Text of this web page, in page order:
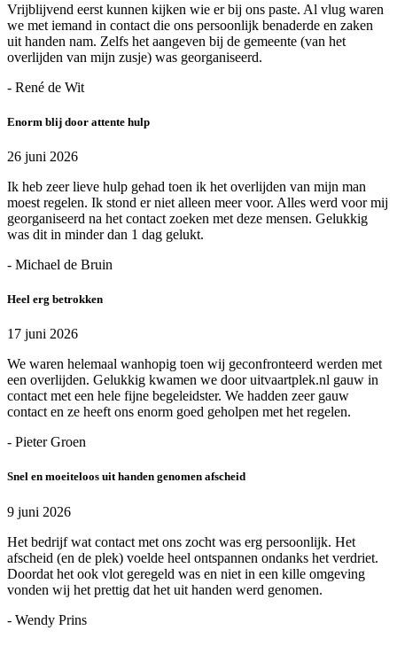
Vrijblijvend eerst kunnen kijken wie er bij ons paste. Al vlug waren
we met iemand in contact die ons persoonlijk benaderde en zaken
uit handen nam. Zelfs het aangeven bij de gemeente (van het
overlijden van mijn zusje) was georganiseerd.
- René de Wit
Enorm blij door attente hulp
26 juni 2026
Ik heb zeer lieve hulp gehad toen ik het overlijden van mijn man
moest regelen. Ik stond er niet alleen meer voor. Alles werd voor mij
georganiseerd na het contact zoeken met deze mensen. Gelukkig
was dit in minder dan 1 dag gelukt.
- Michael de Bruin
Heel erg betrokken
17 juni 2026
We waren helemaal wanhopig toen wij geconfronteerd werden met
een overlijden. Gelukkig kwamen we door uitvaartplek.nl gauw in
contact met een hele fijne begeleidster. We hadden zeer gauw
contact en ze heeft ons enorm goed geholpen met het regelen.
- Pieter Groen
Snel en moeiteloos uit handen genomen afscheid
9 juni 2026
Het bedrijf wat contact met ons zocht was erg persoonlijk. Het
afscheid (en de plek) voelde heel ontspannen ondanks het verdriet.
Doordat het ook vlot geregeld was en niet in een kille omgeving
vonden wij het prettig dat het uit handen werd genomen.
- Wendy Prins